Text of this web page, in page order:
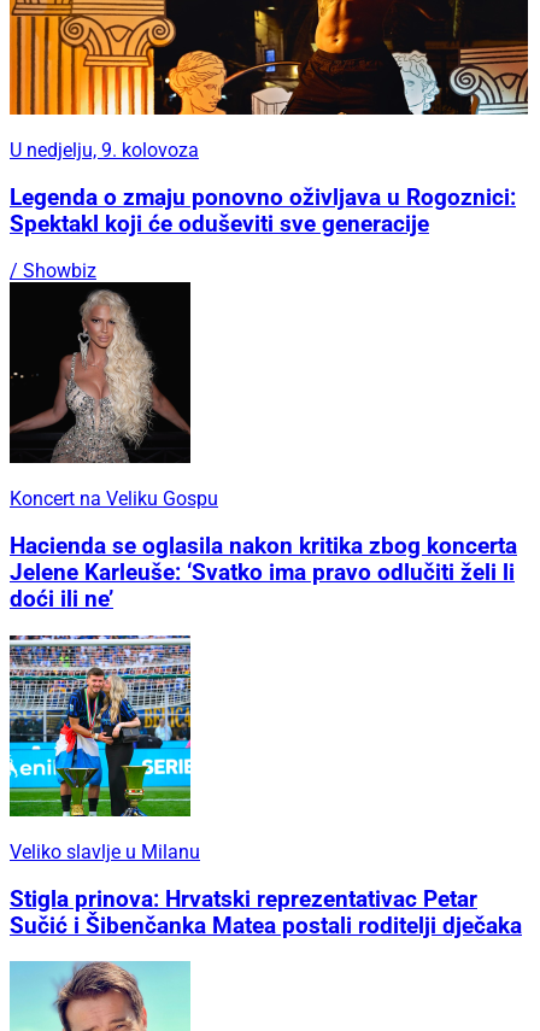
U nedjelju, 9. kolovoza
Legenda o zmaju ponovno oživljava u Rogoznici:
Spektakl koji će oduševiti sve generacije
/ Showbiz
Koncert na Veliku Gospu
Hacienda se oglasila nakon kritika zbog koncerta
Jelene Karleuše: ‘Svatko ima pravo odlučiti želi li
doći ili ne’
Veliko slavlje u Milanu
Stigla prinova: Hrvatski reprezentativac Petar
Sučić i Šibenčanka Matea postali roditelji dječaka